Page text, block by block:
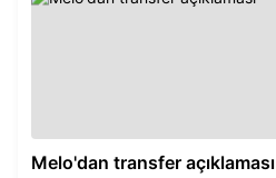
Melo'dan transfer açıklaması